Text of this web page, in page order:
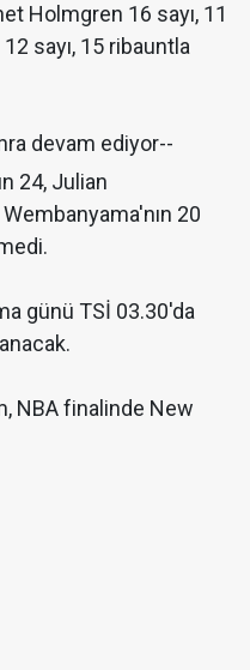
Holmgren 16 sayı, 11
sayı, 15 ribauntla
devam ediyor--
24, Julian
20
günü TSİ 03.30'da
NBA finalinde New